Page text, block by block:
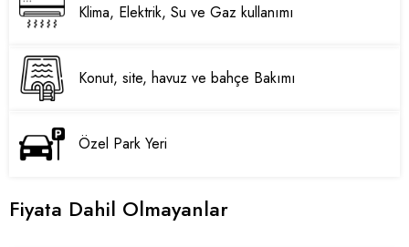
Klima, Elektrik, Su ve Gaz kullanımı
Konut, site, havuz ve bahçe Bakımı
Özel Park Yeri
Fiyata Dahil Olmayanlar